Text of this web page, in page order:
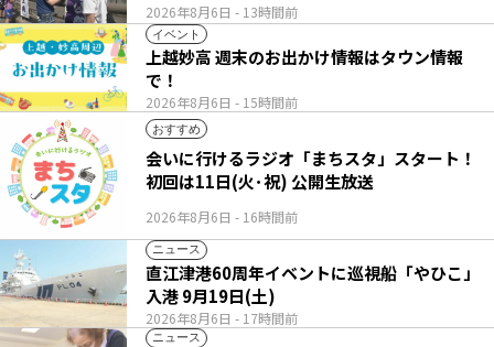
2026年8月6日 - 13時間前
イベント
2026年8月6日 - 15時間前
上越妙高 週末のお出かけ情報はタウン情報
で！
おすすめ
2026年8月6日 - 16時間前
会いに行けるラジオ「まちスタ」スタート！
初回は11日(火･祝) 公開生放送
ニュース
2026年8月6日 - 17時間前
直江津港60周年イベントに巡視船「やひこ」
入港 9月19日(土)
ニュース